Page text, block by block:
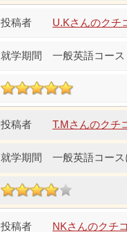
U.Kさんのクチ
一般英語コー
T.Mさんのクチ
一般英語コース
NKさんのクチ